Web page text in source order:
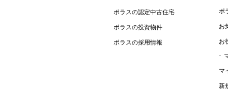
ポラスの認定中古住宅
ポラスの投資物件
ポラスの採用情報
ポ
お
お
マ
新